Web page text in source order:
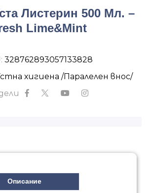
Листерин 500 Мл. –
Lime&Mint
328762893057133828
хигиена /Паралелен внос/
Описание